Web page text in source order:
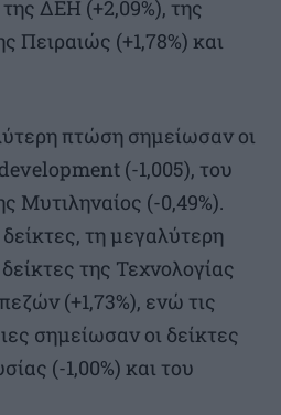
ΔΕΗ (+2,09%), της
Πειραιώς (+1,78%) και
πτώση σημείωσαν οι
(-1,005), του
Μυτιληναίος (-0,49%).
τη μεγαλύτερη
της Τεχνολογίας
(+1,73%), ενώ τις
σημείωσαν οι δείκτες
(-1,00%) και του